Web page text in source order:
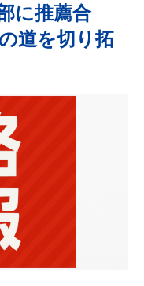
に推薦合
道を切り拓